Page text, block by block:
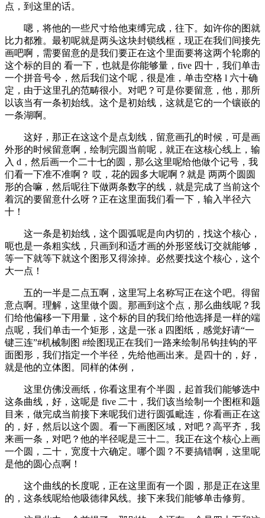
点，到这里的话。
嗯，将他的一些尺寸给他束缚完成，往下。如许你的图就
比力都雅。最初呢就是两头这块封锁线框，现正在我们间接先
画吧啊，需要留意的是我们要正在这个里面要将这两个轮廓的
这个标的目的 看一下，也就是你能够量，five 四十，我们单击
一个拼音号令，然后我们这个呢，很是准，单击空格 l 六十确
定，由于这里孔的范畴很小。对吧？可是你要留意，他，那所
以该当有一条初始线。这个是初始线，这就是它的一个镶嵌的
一条湖啊。
这好，那正在这这个是点划线，留意画孔的时候，可是画
外形的时候留意啊，绘制完圆当前呢，就正在这核心线上，输
入 d，然后画一个二十七的圆，那么这里呢给他做个记号，我
们看一下准不准啊？ 哎，花的园多大呢啊？就是 两两个圆圆
形的合嘛，然后呢往下做两条数字的线，就是完成了当前这个
着沉的要留意什么呀？正在这里面我们看一下，输入半径六
十！
这一条是初始线，这个圆弧呢是向内切的，找这个核心，
呃也是一条粗实线，只画到和适才画的外形竖线订交就能够，
等一下就等下就这个图形又得涂掉。必然要找这个核心，这个
大一点！
五的一半是二点五啊，这里写上名称写正在这个吧。得留
意点啊。理解，这里做个圆。那画到这个点，那么曲线呢？我
们给他偏移一下用量，这个标的目的我们给他选择是一样的端
点呢，我们单击一个矩形，这是一张 a 四图纸，感觉好请“一
键三连”#机械制图 #绘图现正在我们一路来绘制吊钩挂钩的平
面图形，我们指定一个半径，先给他画出来。是四十的，好，
就是他的立体图。同样的体例，
这里仿佛没画纸，你看这里有个半圆，起首我们能够选中
这条曲线，好，这呢是 five 二十，我们该当绘制一个图框和题
目来，做完成当前接下来呢我们进行圆弧毗连，你看画正在这
的，好，然后以这个圆。看一下画图区域，对吧？高平齐，我
来画一条，对吧？他的半径呢是三十二。我正在这个核心上画
一个圆，二十，宽度十六确定。哪个圆？不要搞错啊，这里呢
是他的圆心点啊！
这个曲线的长度呢，正在这里面有一个圆，那是正在这里
的，这条线呢给他吸德律风线。接下来我们能够单击修剪。